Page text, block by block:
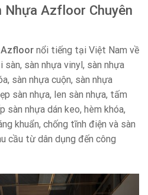
Nhựa Azfloor Chuyên
Azfloor nổi tiếng tại Việt Nam về
sàn nhựa vinyl, sàn nhựa
sàn nhựa cuộn, sàn nhựa
sàn nhựa, len sàn nhựa, tấm
sàn nhựa dán keo, hèm khóa,
khuẩn, chống tĩnh điện và sàn
cầu từ dân dụng đến công